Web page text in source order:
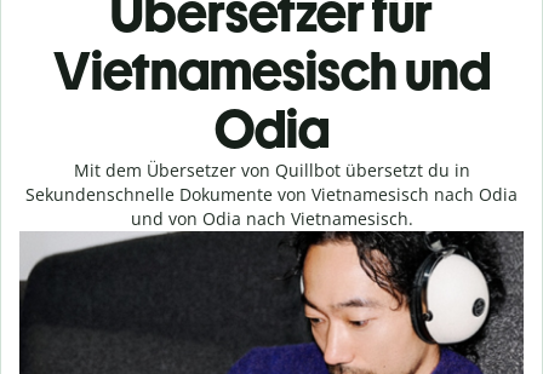
Vietnamesisch und
Odia
Mit dem Übersetzer von Quillbot übersetzt du in
Sekundenschnelle Dokumente von Vietnamesisch nach Odia
und von Odia nach Vietnamesisch.